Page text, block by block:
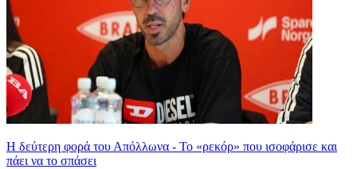
Η δεύτερη φορά του Απόλλωνα - Το «ρεκόρ» που ισοφάρισε και
πάει να το σπάσει